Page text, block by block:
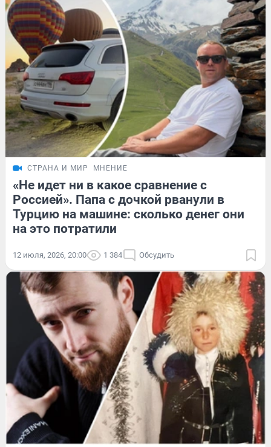
СТРАНА И МИР МНЕНИЕ
«Не идет ни в какое сравнение с
Россией». Папа с дочкой рванули в
Турцию на машине: сколько денег они
на это потратили
12 июля, 2026, 20:00 1 384 Обсудить